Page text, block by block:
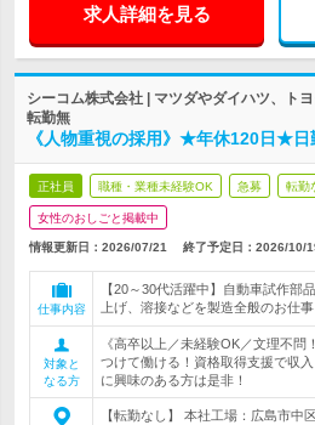
求人詳細を見る
シーコム株式会社 | マツダやダイハツ、ト
転勤無
《人物重視の採用》★年休120日★日
正社員 職種・業種未経験OK 急募 転勤
女性のおしごと掲載中
情報更新日：2026/07/21 終了予定日： 2026/10/
仕事内容
【20～30代活躍中】自動車試作部
上げ、溶接などを製造全般のお仕
対象と
なる方
《高卒以上／未経験OK／文理不
つけて働ける！資格取得支援で収
に興味のある方は是非！
【転勤なし】 本社工場：広島市中